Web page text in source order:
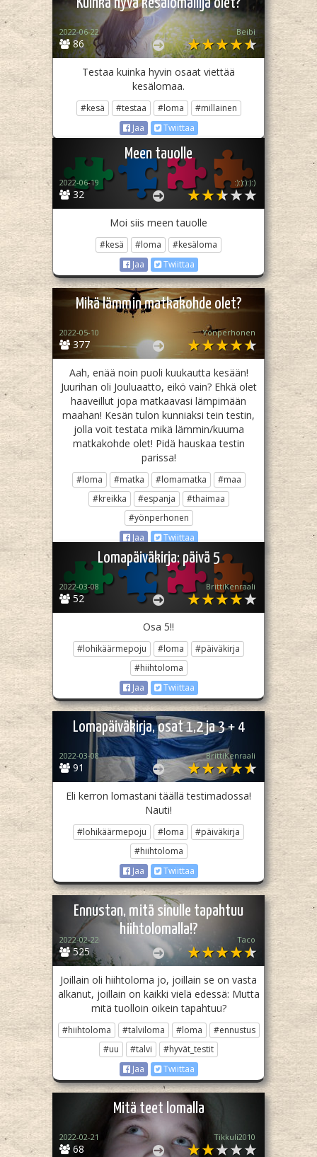
Kuinka hyvä kesälomailija olet?
86
2022-06-22 Beibi
Testaa kuinka hyvin osaat viettää
kesälomaa.
#kesä #testaa #loma
#millainen
Jaa
Twiittaa
Meen tauolle
32
2022-06-19 :):):):):)
Moi siis meen tauolle
#kesä #loma
#kesäloma
Jaa
Twiittaa
Mikä lämmin matkakohde olet?
377
2022-05-10 Yönperhonen
Aah, enää noin puoli kuukautta kesään!
Juurihan oli Jouluaatto, eikö vain? Ehkä olet
haaveillut jopa matkaavasi lämpimään
maahan! Kesän tulon kunniaksi tein testin,
jolla voit testata mikä lämmin/kuuma
matkakohde olet! Pidä hauskaa testin
parissa!
#loma #matka #lomamatka
#maa
#kreikka
#espanja
#thaimaa
#yönperhonen
Jaa
Twiittaa
Lomapäiväkirja: päivä 5
52
2022-03-08 BrittiKenraali
Osa 5!!
#lohikäärmepoju #loma
#päiväkirja
#hiihtoloma
Jaa
Twiittaa
Lomapäiväkirja, osat 1,2 ja 3 + 4
91
2022-03-08 BrittiKenraali
Eli kerron lomastani täällä testimadossa!
Nauti!
#lohikäärmepoju #loma
#päiväkirja
#hiihtoloma
Jaa
Twiittaa
Ennustan, mitä sinulle tapahtuu
hiihtolomalla!?
525
2022-02-22 Taco
Joillain oli hiihtoloma jo, joillain se on vasta
alkanut, joillain on kaikki vielä edessä: Mutta
mitä tuolloin oikein tapahtuu?
#hiihtoloma #talviloma #loma
#ennustus
#uu
#talvi
#hyvät_testit
Jaa
Twiittaa
Mitä teet lomalla
68
2022-02-21 Tikkuli2010